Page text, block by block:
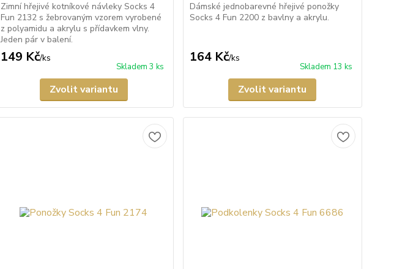
Zimní hřejivé kotníkové návleky Socks 4
Fun 2132 s žebrovaným vzorem vyrobené
z polyamidu a akrylu s přídavkem vlny.
Jeden pár v balení.
149 Kč/ks
Skladem 3 ks
Zvolit variantu
Dámské jednobarevné hřejivé ponožky
Socks 4 Fun 2200 z bavlny a akrylu.
164 Kč/ks
Skladem 13 ks
Zvolit variantu